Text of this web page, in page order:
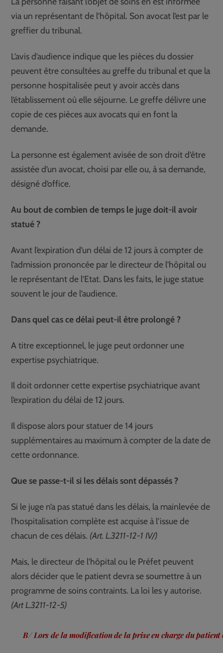
via un représentant de l’hôpital. Son avocat l’est par le
greffier du tribunal.
L’avis d’audience indique que les pièces du dossier
peuvent être consultées au greffe du tribunal et que la
personne hospitalisée peut y avoir accès dans
l’établissement où elle séjourne. Le greffe délivre une
copie de ces pièces aux avocats qui en font la
demande.
La personne est également avisée de son droit d’être
assistée d’un avocat, choisi par elle ou, à sa demande,
désigné d’office.
Au bout de combien de temps le juge doit-il avoir
statué ?
Avant l’expiration d’un délai de 12 jours à compter de
l’admission prononcée par le directeur de l’hôpital ou
le représentant de l’Etat. Dans les faits, le juge statue
souvent le jour de l’audience.
Dans quel cas ce délai peut-il être prolongé ?
A titre exceptionnel, le juge peut ordonner une
expertise psychiatrique.
Il doit ordonner cette expertise psychiatrique avant
l’expiration du délai de 12 jours.
Il dispose alors pour statuer de 14 jours
supplémentaires au maximum à compter de la date de
cette ordonnance.
Que se passe-t-il si les délais sont dépassés ?
Si le juge n’a pas statué dans les délais, la mainlevée de
l’hospitalisation complète est acquise à l’issue de
chacun de ces délais. (Art. L.3211-12-1 IV/)
Mais, le directeur de l’hôpital ou le Préfet peuvent
alors décider que le patient devra se soumettre à un
programme de soins contraints. La loi les y autorise.
(Art L.3211-12-5)
B/ Lors de la modification de la prise en charge du